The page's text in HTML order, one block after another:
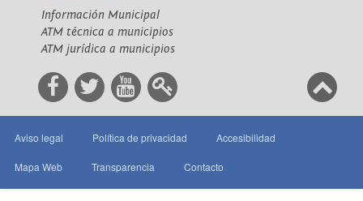
Información Municipal
ATM técnica a municipios
ATM jurídica a municipios
Aviso legal Política de privacidad Accesibilidad
Mapa Web Transparencia Contacto